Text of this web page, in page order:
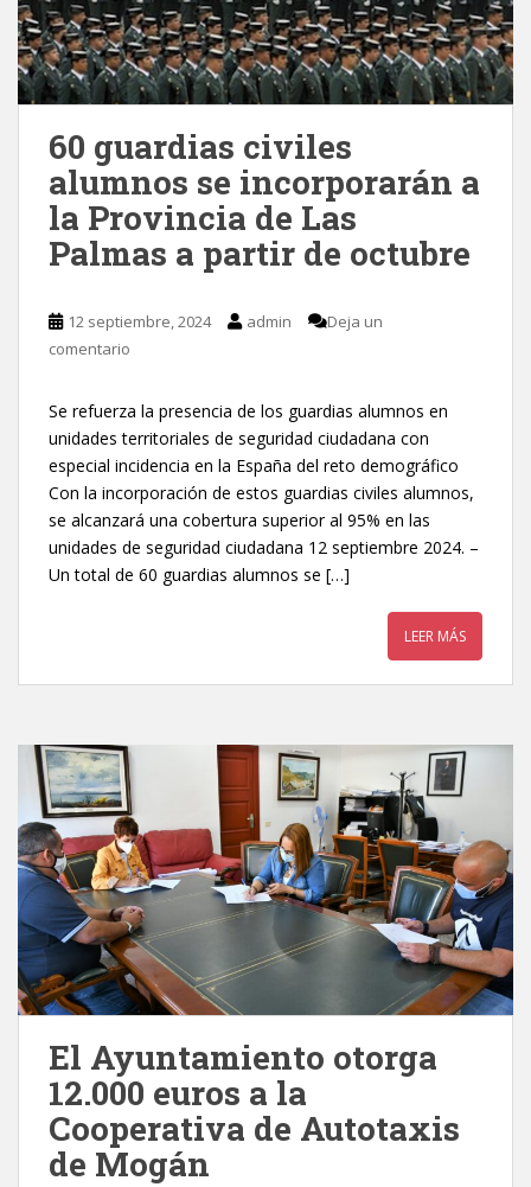
60 guardias civiles
alumnos se incorporarán a
la Provincia de Las
Palmas a partir de octubre
12 septiembre, 2024 admin
Deja un
comentario
Se refuerza la presencia de los guardias alumnos en
unidades territoriales de seguridad ciudadana con
especial incidencia en la España del reto demográfico
Con la incorporación de estos guardias civiles alumnos,
se alcanzará una cobertura superior al 95% en las
unidades de seguridad ciudadana 12 septiembre 2024. –
Un total de 60 guardias alumnos se […]
LEER MÁS
El Ayuntamiento otorga
12.000 euros a la
Cooperativa de Autotaxis
de Mogán